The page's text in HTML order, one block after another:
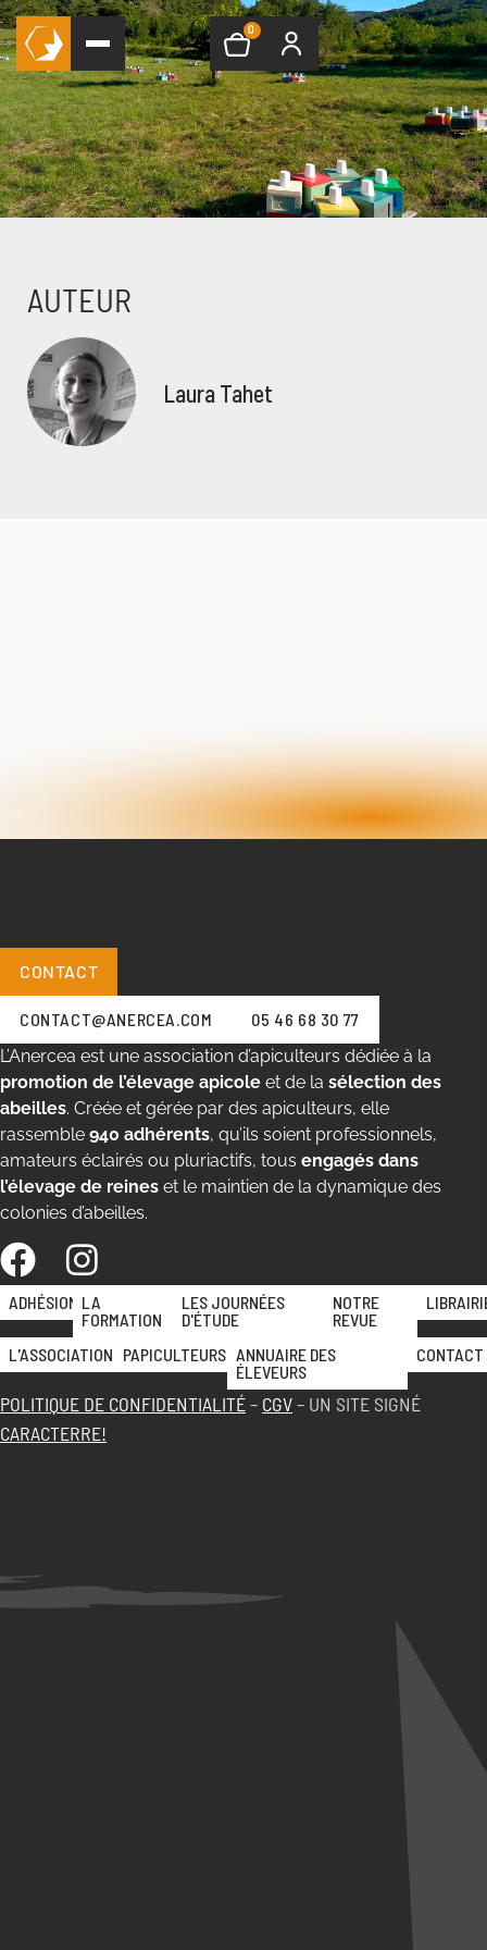
0
AUTEUR
Laura Tahet
CONTACT
CONTACT@ANERCEA.COM
05 46 68 30 77
L’Anercea est une association d’apiculteurs dédiée à la
promotion de l’élevage apicole et de la sélection des
abeilles. Créée et gérée par des apiculteurs, elle
rassemble 940 adhérents, qu’ils soient professionnels,
amateurs éclairés ou pluriactifs, tous engagés dans
l’élevage de reines et le maintien de la dynamique des
colonies d’abeilles.
ADHÉSION LA
FORMATION
LES JOURNÉES
D'ÉTUDE
NOTRE
REVUE
L'ASSOCIATION PAPICULTEURS ANNUAIRE DES
ÉLEVEURS
CONTACT
POLITIQUE DE CONFIDENTIALITÉ– CGV– UN SITE SIGNÉ
CARACTERRE!